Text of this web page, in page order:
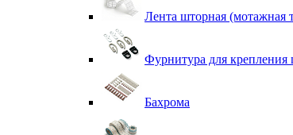
Лента шторная (мотажная
Фурнитура для крепления
Бахрома